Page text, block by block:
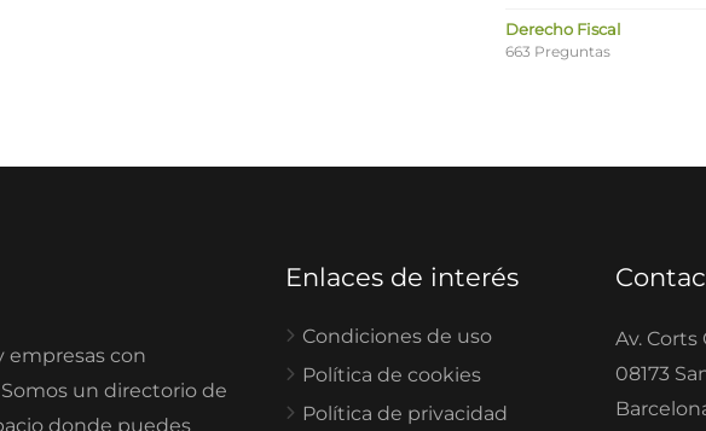
Derecho Fiscal
663 Preguntas
empresas con
un directorio de
donde puedes
Enlaces de interés
Condiciones de uso
Política de cookies
Política de privacidad
Av. Corts
08173